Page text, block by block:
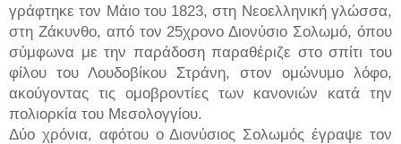
γράφτηκε τον Μάιο του 1823, στη Νεοελληνική γλώσσα,
στη Ζάκυνθο, από τον 25χρονο Διονύσιο Σολωμό, όπου
σύμφωνα με την παράδοση παραθέριζε στο σπίτι του
φίλου του Λουδοβίκου Στράνη, στον ομώνυμο λόφο,
ακούγοντας τις ομοβροντίες των κανονιών κατά την
πολιορκία του Μεσολογγίου.
Δύο χρόνια, αφότου ο Διονύσιος Σολωμός έγραψε τον